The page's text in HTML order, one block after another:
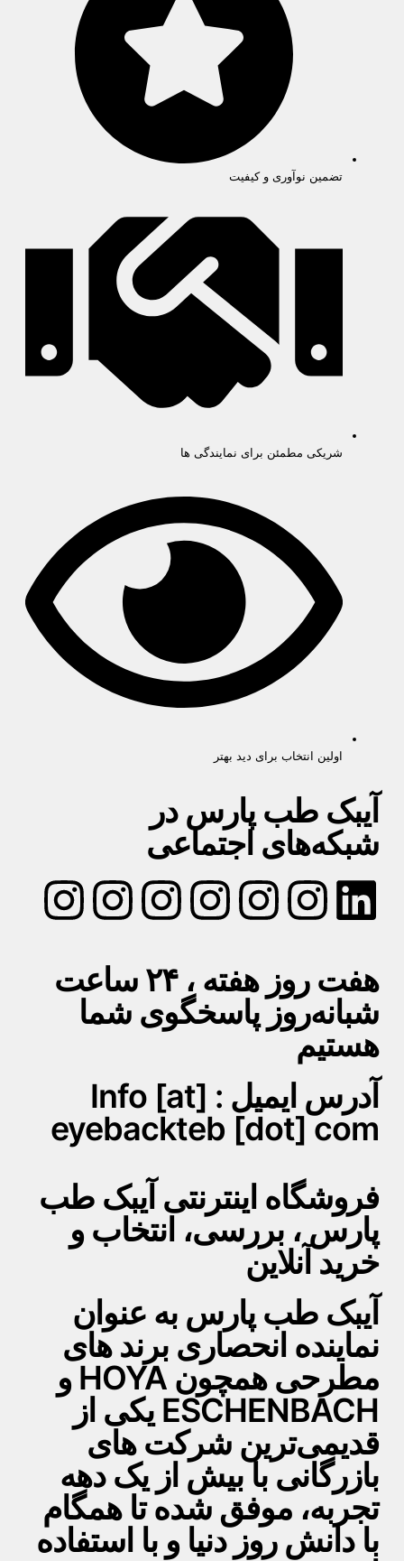
تضمین نوآوری و کیفیت
شریکی مطمئن برای نمایندگی ها
اولین انتخاب برای دید بهتر
آیبک طب پارس در
شبکه‌های اجتماعی
هفت روز هفته ، ۲۴ ساعت
شبانه‌روز پاسخگوی شما
هستیم
آدرس ایمیل : Info [at]
eyebackteb [dot] com
فروشگاه اینترنتی آیبک طب
پارس ، بررسی، انتخاب و
خرید آنلاین
آیبک طب پارس به عنوان
نماینده انحصاری برند های
مطرحی همچون HOYA و
ESCHENBACH یکی از
قدیمی‌ترین شرکت های
بازرگانی با بیش از یک دهه
تجربه، موفق شده تا همگام
با دانش روز دنیا و با استفاده